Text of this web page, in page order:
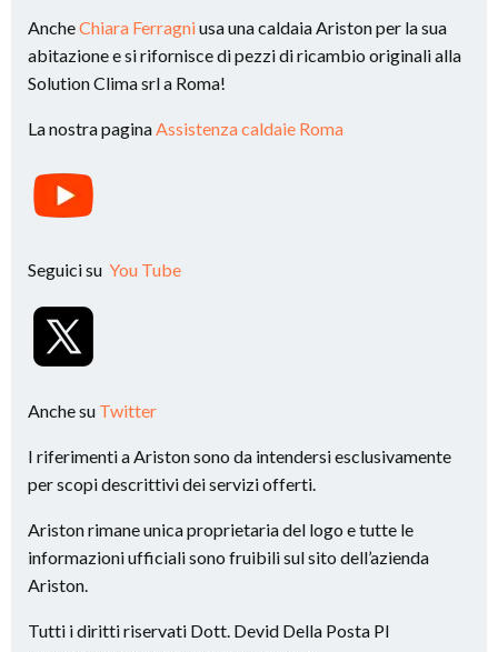
AncheChiara Ferragniusa una caldaia Ariston per la sua
abitazione e si rifornisce di pezzi di ricambio originali alla
Solution Clima srl a Roma!
La nostra paginaAssistenza caldaie Roma
Seguici su You Tube
Anche su Twitter
I riferimenti a Ariston sono da intendersi esclusivamente
per scopi descrittivi dei servizi offerti.
Ariston rimane unica proprietaria del logo e tutte le
informazioni ufficiali sono fruibili sul sito dell’azienda
Ariston.
Tutti i diritti riservati Dott. Devid Della Posta PI